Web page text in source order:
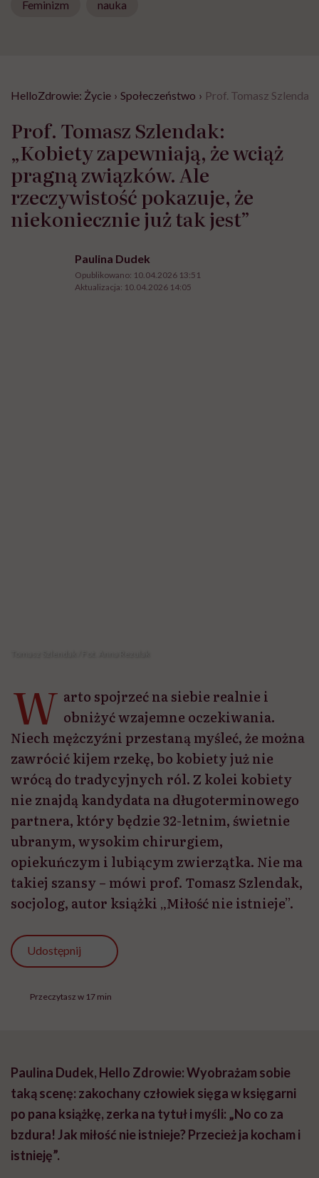
Feminizm nauka
HelloZdrowie: Życie › Społeczeństwo › Prof. Tomasz
Prof. Tomasz Szlendak:
„Kobiety zapewniają, że wciąż
pragną związków. Ale
rzeczywistość pokazuje, że
niekoniecznie już tak jest”
Paulina Dudek
Opublikowano: 10.04.2026 13:51
Aktualizacja: 10.04.2026 14:05
W arto spojrzeć na siebie realnie i
obniżyć wzajemne oczekiwania.
Niech mężczyźni przestaną myśleć, że można
zawrócić kijem rzekę, bo kobiety już nie
wrócą do tradycyjnych ról. Z kolei kobiety
nie znajdą kandydata na długoterminowego
partnera, który będzie 32-letnim, świetnie
ubranym, wysokim chirurgiem,
opiekuńczym i lubiącym zwierzątka. Nie ma
takiej szansy – mówi prof. Tomasz Szlendak,
socjolog, autor książki „Miłość nie istnieje”.
Udostępnij
Przeczytasz w 17 min
Paulina Dudek, Hello Zdrowie: Wyobrażam sobie
taką scenę: zakochany człowiek sięga w księgarni
po pana książkę, zerka na tytuł i myśli: „No co za
bzdura! Jak miłość nie istnieje? Przecież ja kocham i
istnieję”.